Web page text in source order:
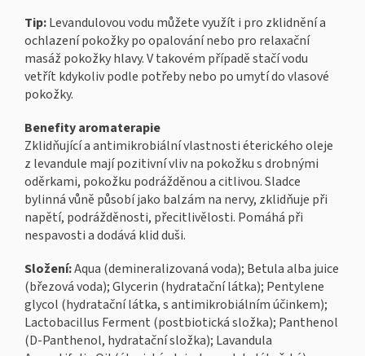
Tip:Levandulovou vodu můžete využít i pro zklidnění a
ochlazení pokožky po opalování nebo pro relaxační
masáž pokožky hlavy. V takovém případě stačí vodu
vetřít kdykoliv podle potřeby nebo po umytí do vlasové
pokožky.
Benefity aromaterapie
Zklidňující a antimikrobiální vlastnosti éterického oleje
z levandule mají pozitivní vliv na pokožku s drobnými
oděrkami, pokožku podrážděnou a citlivou. Sladce
bylinná vůně působí jako balzám na nervy, zklidňuje při
napětí, podrážděnosti, přecitlivělosti. Pomáhá při
nespavosti a dodává klid duši.
Složení:Aqua (demineralizovaná voda); Betula alba juice
(březová voda); Glycerin (hydratační látka); Pentylene
glycol (hydratační látka, s antimikrobiálním účinkem);
Lactobacillus Ferment (postbiotická složka); Panthenol
(D-Panthenol, hydratační složka); Lavandula